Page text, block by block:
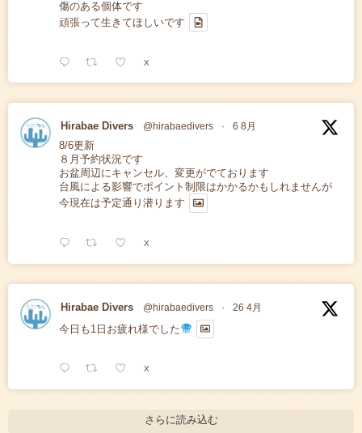
傷のある個体です
頑張って生きてほしいです
X
Hirabae Divers @hirabaedivers · 6 8月
8/6更新
８月予約状況です
お盆周辺にキャンセル、変更がでております
台風による影響でポイント制限はかかるかもしれませんが
今現在は予定通り潜ります
X
Hirabae Divers @hirabaedivers · 26 4月
今日も1日お疲れ様でした
X
さらに読み込む